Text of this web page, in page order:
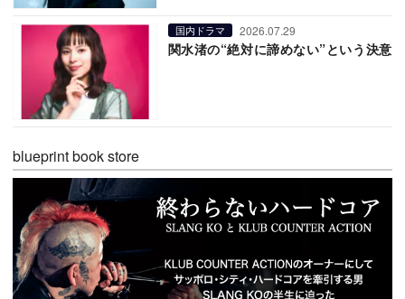
国内ドラマ 2026.07.29
関水渚の“絶対に諦めない”という決意
blueprint book store